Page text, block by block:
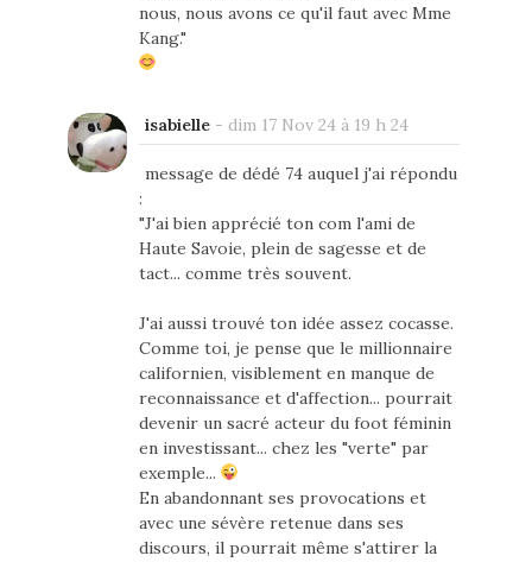
nous, nous avons ce qu'il faut avec Mme
Kang."
isabielle- dim 17 Nov 24 à 19 h 24
message de dédé 74 auquel j'ai répondu
:
"J'ai bien apprécié ton com l'ami de
Haute Savoie, plein de sagesse et de
tact... comme très souvent.
J'ai aussi trouvé ton idée assez cocasse.
Comme toi, je pense que le millionnaire
californien, visiblement en manque de
reconnaissance et d'affection... pourrait
devenir un sacré acteur du foot féminin
en investissant... chez les "verte" par
exemple...
En abandonnant ses provocations et
avec une sévère retenue dans ses
discours, il pourrait même s'attirer la